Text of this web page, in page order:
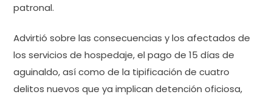
patronal.
Advirtió sobre las consecuencias y los afectados de
los servicios de hospedaje, el pago de 15 días de
aguinaldo, así como de la tipificación de cuatro
delitos nuevos que ya implican detención oficiosa,